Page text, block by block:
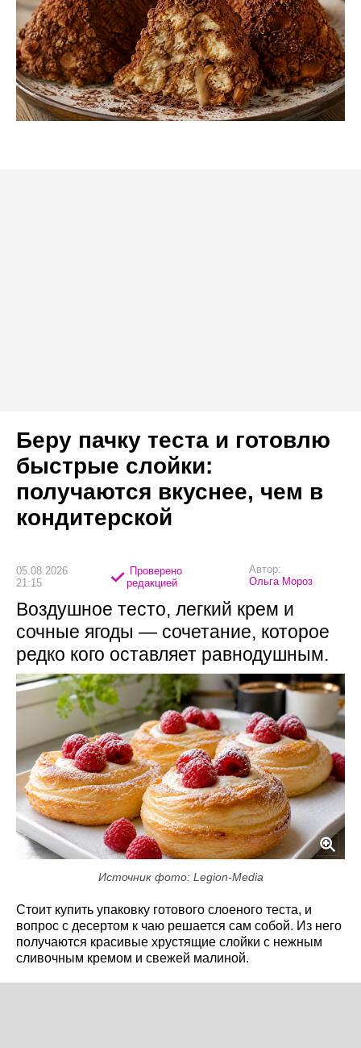
Беру пачку теста и готовлю
быстрые слойки:
получаются вкуснее, чем в
кондитерской
05.08.2026
21:15
Проверено
редакцией
Автор:
Ольга Мороз
Воздушное тесто, легкий крем и
сочные ягоды — сочетание, которое
редко кого оставляет равнодушным.
Источник фото: Legion-Media
Стоит купить упаковку готового слоеного теста, и
вопрос с десертом к чаю решается сам собой. Из него
получаются красивые хрустящие слойки с нежным
сливочным кремом и свежей малиной.